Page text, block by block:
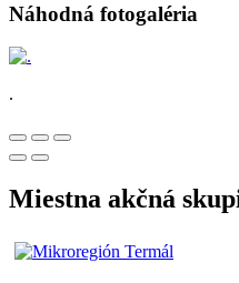
Náhodná fotogaléria
.
Miestna akčná